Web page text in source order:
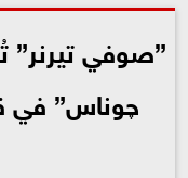
”صوفي تيرنر”
چوناس” في